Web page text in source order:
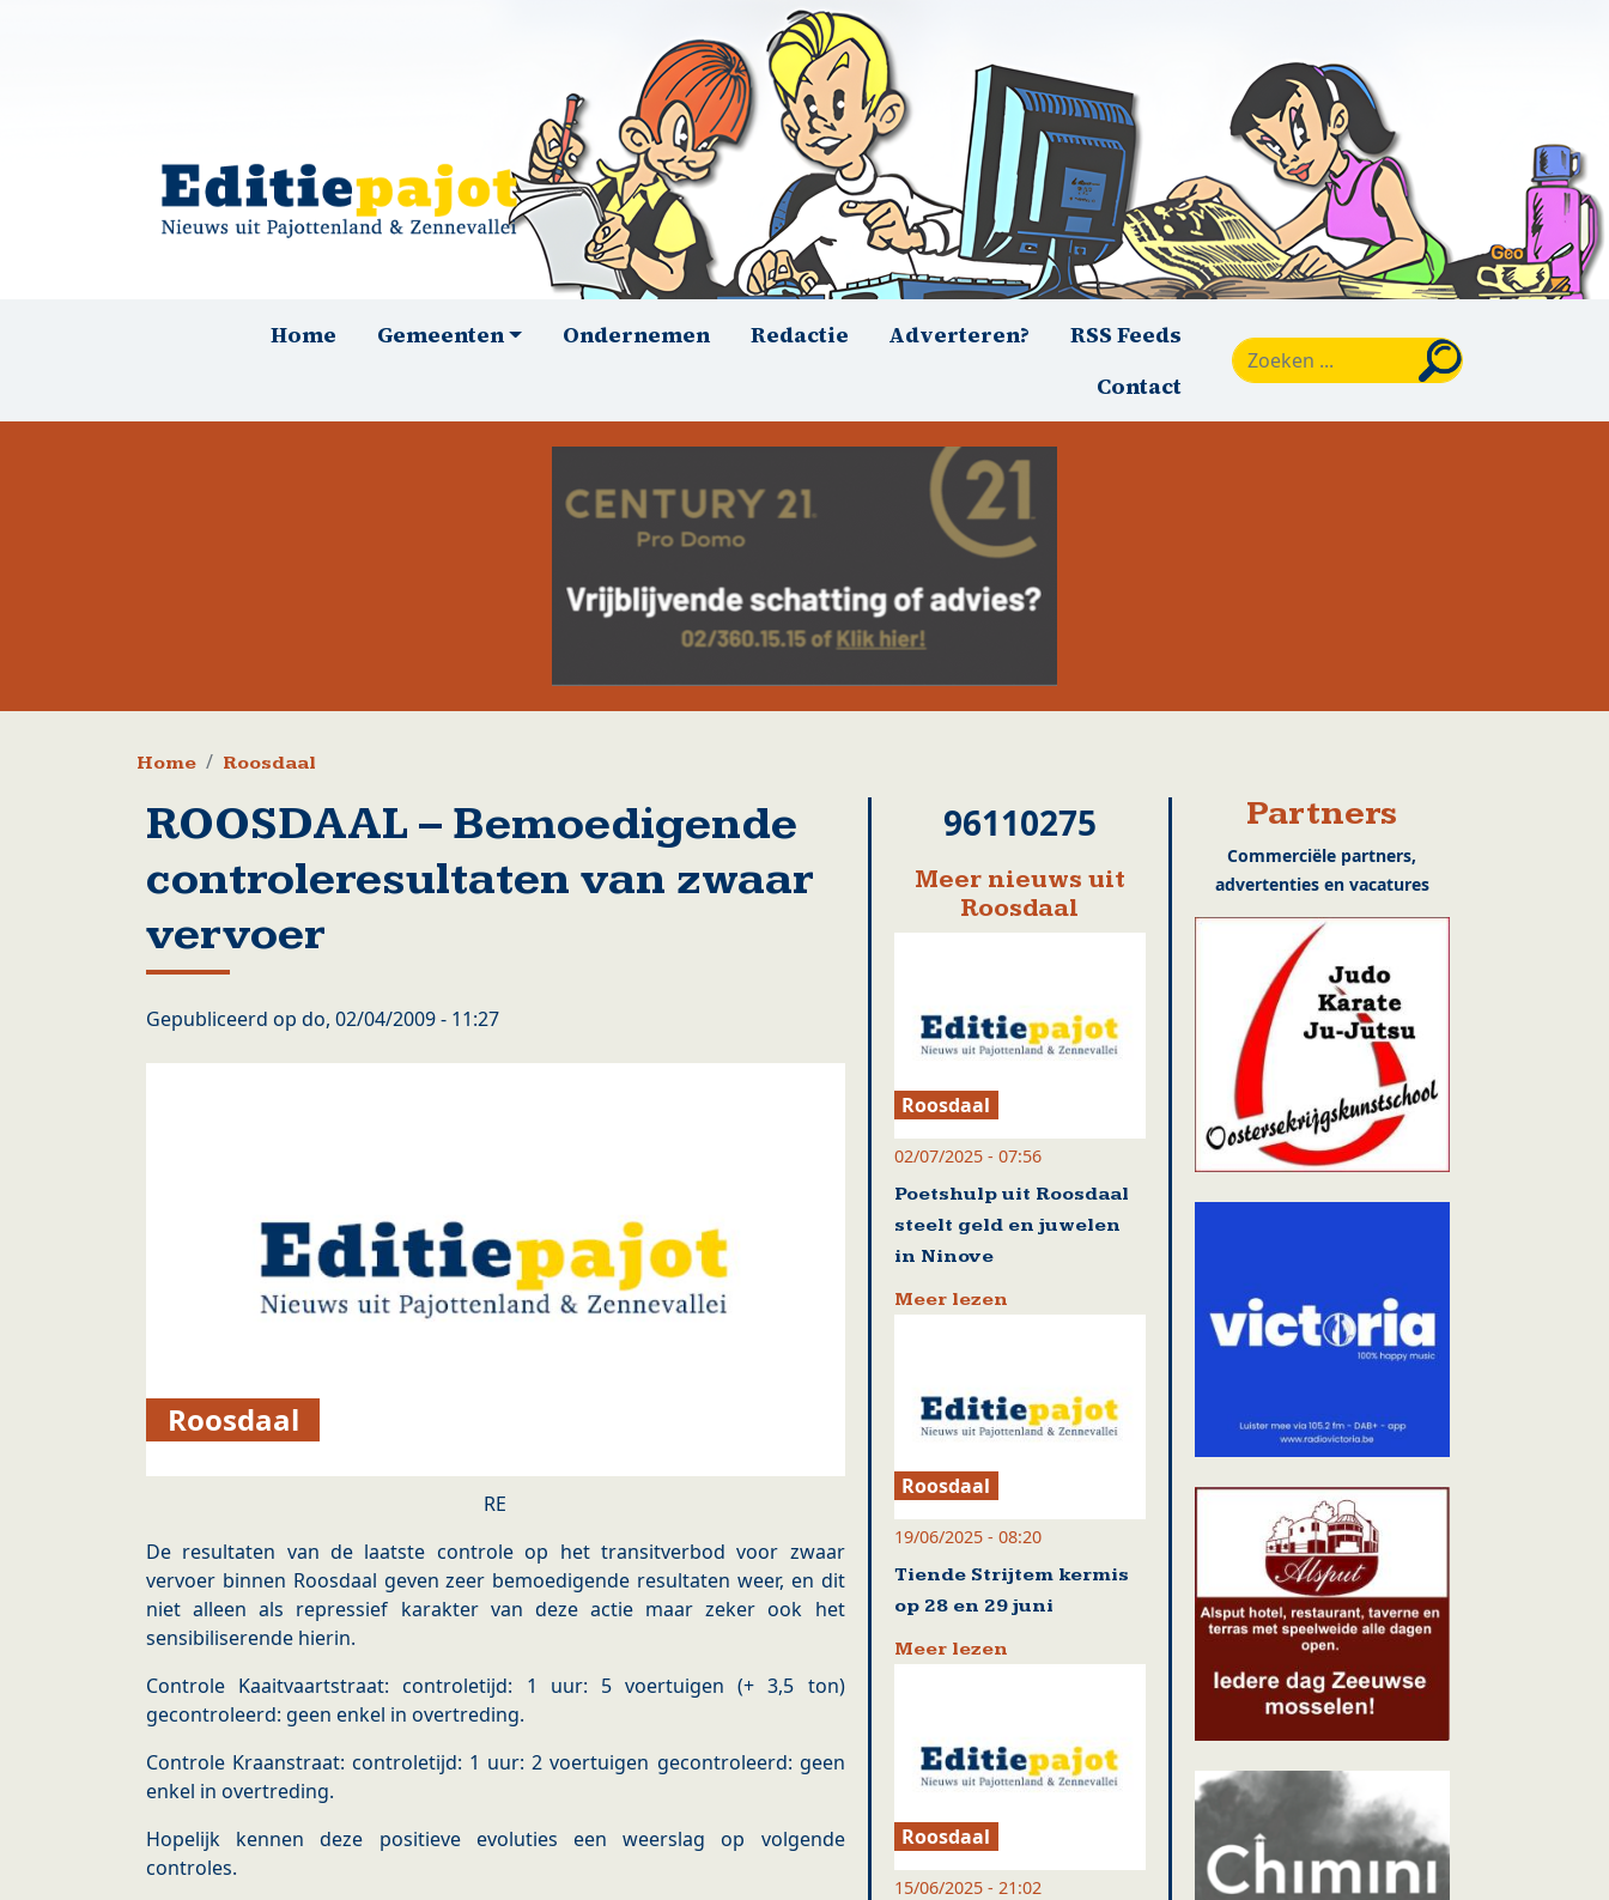
HoofdnavigatieHome Gemeenten Ondernemen Redactie Adverteren?
RSS Feeds
Contact
Kruimelpad
Home Roosdaal
ROOSDAAL – Bemoedigende
controleresultaten van zwaar
vervoer
Gepubliceerd op do, 02/04/2009 - 11:27
Roosdaal
RE
De resultaten van de laatste controle op het transitverbod voor zwaar
vervoer binnen Roosdaal geven zeer bemoedigende resultaten weer, en dit
niet alleen als repressief karakter van deze actie maar zeker ook het
sensibiliserende hierin.
Controle Kaaitvaartstraat: controletijd: 1 uur: 5 voertuigen (+ 3,5 ton)
gecontroleerd: geen enkel in overtreding.
Controle Kraanstraat: controletijd: 1 uur: 2 voertuigen gecontroleerd: geen
enkel in overtreding.
Hopelijk kennen deze positieve evoluties een weerslag op volgende
controles.
96110275
Meer nieuws uit
Roosdaal
Roosdaal
02/07/2025 - 07:56
Poetshulp uit Roosdaal
steelt geld en juwelen
in Ninove
Meer lezen
Roosdaal
19/06/2025 - 08:20
Tiende Strijtem kermis
op 28 en 29 juni
Meer lezen
Roosdaal
15/06/2025 - 21:02
Partners
Commerciële partners,
advertenties en vacatures